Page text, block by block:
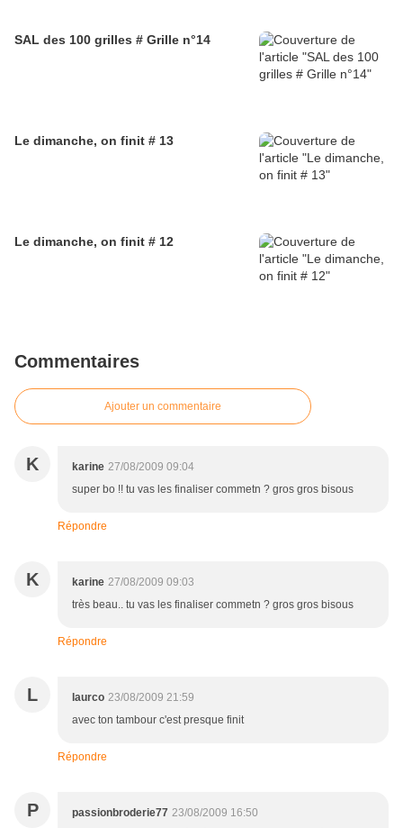
SAL des 100 grilles # Grille n°14
Le dimanche, on finit # 13
Le dimanche, on finit # 12
Commentaires
Ajouter un commentaire
K karine 27/08/2009 09:04
super bo !! tu vas les finaliser commetn ? gros gros bisous
Répondre
K karine 27/08/2009 09:03
très beau.. tu vas les finaliser commetn ? gros gros bisous
Répondre
L laurco 23/08/2009 21:59
avec ton tambour c'est presque finit
Répondre
P passionbroderie77 23/08/2009 16:50